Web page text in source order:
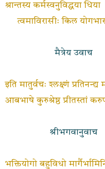
श्रान्तस्य कर्मस्वनुविद्धया धिया
त्वमाविरासीः किल
मैत्रेय उवाच
इति मातुर्वचः श्लक्ष्णं प्रतिनन्द्य
आबभाषे कुरुश्रेष्ठ प्रीतस्तां
श्रीभगवानुवाच
भक्तियोगो बहुविधो